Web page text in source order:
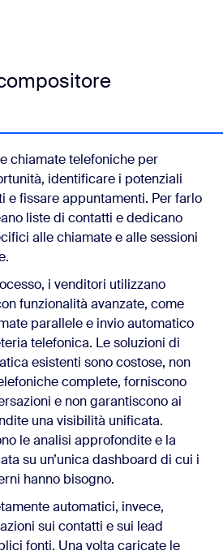
chiamate telefoniche per
identificare i potenziali
e fissare appuntamenti. Per farlo
liste di contatti e dedicano
alle chiamate e alle sessioni
i venditori utilizzano
funzionalità avanzate, come
parallele e invio automatico
telefonica. Le soluzioni di
esistenti sono costose, non
complete, forniscono
e non garantiscono ai
una visibilità unificata.
le analisi approfondite e la
su un’unica dashboard di cui i
hanno bisogno.
automatici, invece,
sui contatti e sui lead
fonti. Una volta caricate le